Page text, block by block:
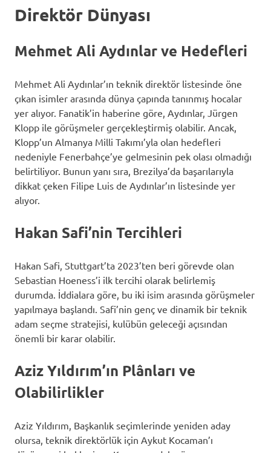
Direktör Dünyası
Mehmet Ali Aydınlar ve Hedefleri
Mehmet Ali Aydınlar’ın teknik direktör listesinde öne
çıkan isimler arasında dünya çapında tanınmış hocalar
yer alıyor. Fanatik’in haberine göre, Aydınlar, Jürgen
Klopp ile görüşmeler gerçekleştirmiş olabilir. Ancak,
Klopp’un Almanya Milli Takımı’yla olan hedefleri
nedeniyle Fenerbahçe’ye gelmesinin pek olası olmadığı
belirtiliyor. Bunun yanı sıra, Brezilya’da başarılarıyla
dikkat çeken Filipe Luis de Aydınlar’ın listesinde yer
alıyor.
Hakan Safi’nin Tercihleri
Hakan Safi, Stuttgart’ta 2023’ten beri görevde olan
Sebastian Hoeness’i ilk tercihi olarak belirlemiş
durumda. İddialara göre, bu iki isim arasında görüşmeler
yapılmaya başlandı. Safi’nin genç ve dinamik bir teknik
adam seçme stratejisi, kulübün geleceği açısından
önemli bir karar olabilir.
Aziz Yıldırım’ın Plânları ve
Olabilirlikler
Aziz Yıldırım, Başkanlık seçimlerinde yeniden aday
olursa, teknik direktörlük için Aykut Kocaman’ı